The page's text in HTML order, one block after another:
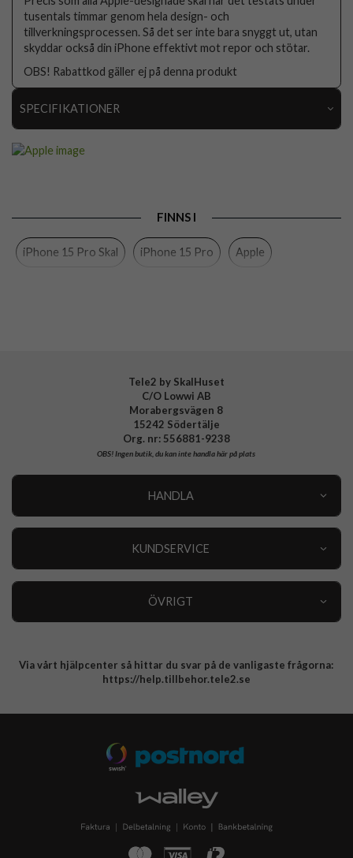
tusentals timmar genom hela design- och
tillverkningsprocessen. Så det ser inte bara snyggt ut, utan
skyddar också din iPhone effektivt mot repor och stötar.
OBS! Rabattkod gäller ej på denna produkt
SPECIFIKATIONER
Färg Genomskinlig
FINNS I
iPhone 15 Pro Skal iPhone 15 Pro Apple
Tele2 by SkalHuset
C/O Lowwi AB
Morabergsvägen 8
15242 Södertälje
Org. nr: 556881-9238
OBS!Ingen butik, du kan inte handla här på plats
HANDLA
KUNDSERVICE
ÖVRIGT
Integritetspolicy
Via vårt hjälpcenter så hittar du svar på de vanligaste frågorna:
https://help.tillbehor.tele2.se